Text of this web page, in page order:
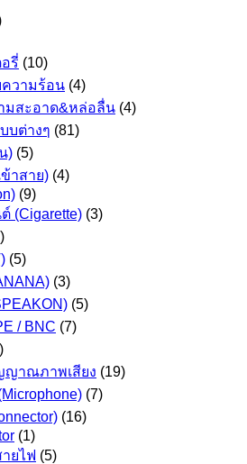
รี่ (10)
วามร้อน (4)
มสะอาด&หล่อลื่น (4)
บต่างๆ (81)
) (5)
ข้าสาย) (4)
(9)
(Cigarette) (3)
(5)
(3)
(5)
/ BNC (7)
ญาณภาพเสียง (19)
(7)
(16)
(1)
ยไฟ (5)